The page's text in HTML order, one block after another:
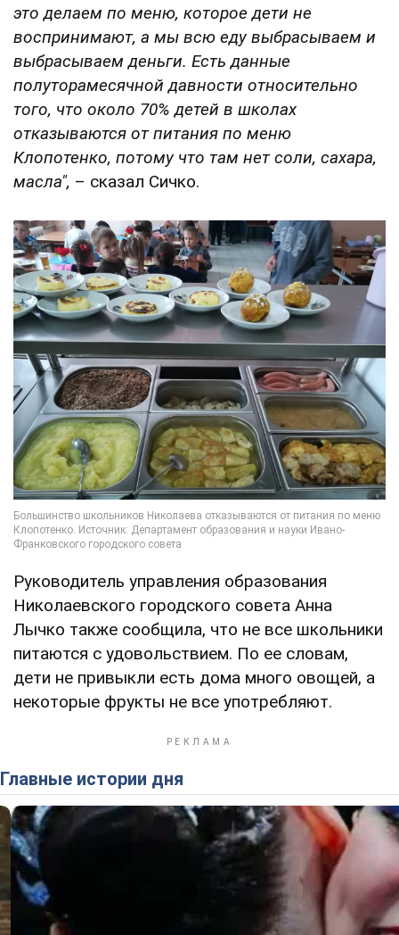
это делаем по меню, которое дети не
воспринимают, а мы всю еду выбрасываем и
выбрасываем деньги. Есть данные
полуторамесячной давности относительно
того, что около 70% детей в школах
отказываются от питания по меню
Клопотенко, потому что там нет соли, сахара,
масла", – сказал Сичко.
Руководитель управления образования
Николаевского городского совета Анна
Лычко также сообщила, что не все школьники
питаются с удовольствием. По ее словам,
дети не привыкли есть дома много овощей, а
некоторые фрукты не все употребляют.
Главные истории дня